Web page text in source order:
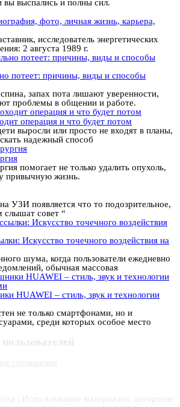
выспались и полны сил.
фото, личная жизнь, карьера,
исследователь энергетических
2 августа 1989 г.
потеет: причины, виды и способы
запах пота лишают уверенности,
проблемы в общении и работе.
операция и что будет потом
выросли или просто не входят в планы,
надежный способ
помогает не только удалить опухоль,
привычную жизнь.
УЗИ появляется что то подозрительное,
слышат совет “
Искусство точечного воздействия на
шума, когда пользователи ежедневно
обычная массовая
HUAWEI – стиль, звук и технологии
не только смартфонами, но и
среди которых особое место